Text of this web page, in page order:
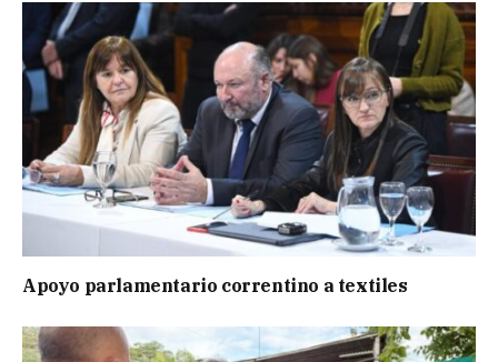
Apoyo parlamentario correntino a textiles